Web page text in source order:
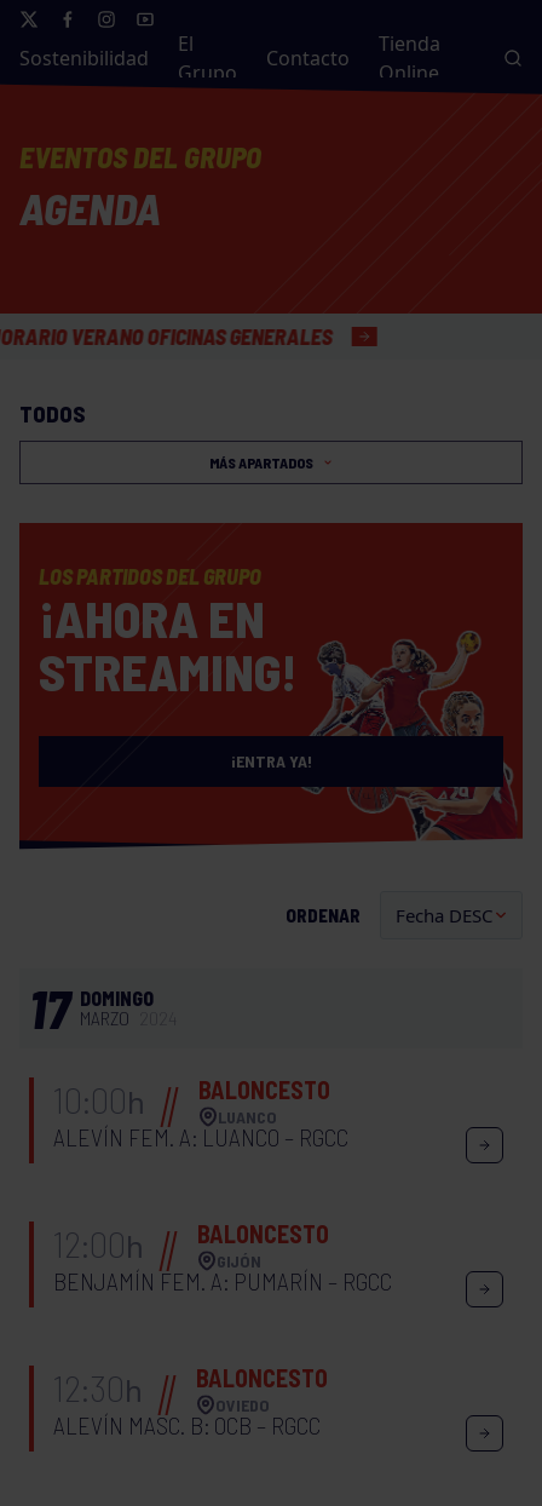
Sostenibilidad
El
Grupo
Contacto
Tienda
Online
EVENTOS DEL GRUPO
AGENDA
VERANO OFICINAS GENERALES
TODOS
MÁS APARTADOS
LOS PARTIDOS DEL GRUPO
¡AHORA EN
STREAMING!
¡ENTRA YA!
ORDENAR
17 DOMINGO
MARZO
10:00h BALONCESTO
LUANCO
ALEVÍN FEM. A: LUANCO – RGCC
12:00h BALONCESTO
GIJÓN
BENJAMÍN FEM. A: PUMARÍN – RGCC
12:30h BALONCESTO
OVIEDO
ALEVÍN MASC. B: OCB – RGCC